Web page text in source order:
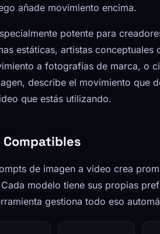
añade movimiento encima.
potente para
estáticas, artistas
a fotografías de marca, o
describe el movimiento que
que estás utilizando.
de imagen a video crea
modelo tiene sus propias
gestiona todo eso